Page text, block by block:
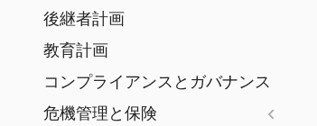
後継者計画
教育計画
コンプライアンスとガバナンス
危機管理と保険